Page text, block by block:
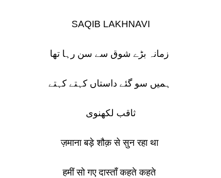
SAQIB LAKHNAVI
ثاقب لکھنوی
ज़माना बड़े शौक़ से सुन रहा था
हमीं सो गए दास्ताँ कहते कहते